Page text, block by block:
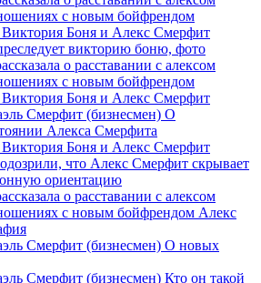
с новым бойфрендом
Боня и Алекс Смерфит
викторию боню, фото
о расставании с алексом
с новым бойфрендом
Боня и Алекс Смерфит
Смерфит (бизнесмен) О
Алекса Смерфита
Боня и Алекс Смерфит
что Алекс Смерфит скрывает
ориентацию
о расставании с алексом
с новым бойфрендом Алекс
Смерфит (бизнесмен) О новых
Смерфит (бизнесмен) Кто он такой